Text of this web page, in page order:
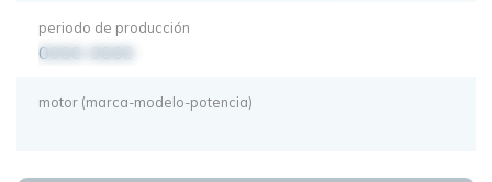
periodo de producción
0000-0000
motor (marca-modelo-potencia)